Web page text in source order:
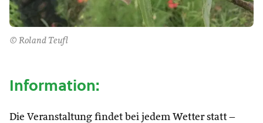
© Roland Teufl
Information:
Die Veranstaltung findet bei jedem Wetter statt –